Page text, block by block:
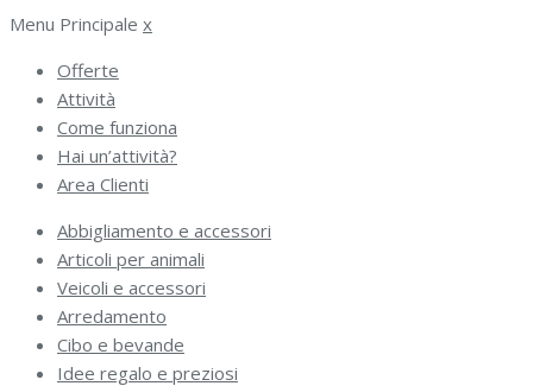
Menu Principale x
Offerte
Attività
Come funziona
Hai un’attività?
Area Clienti
Abbigliamento e accessori
Articoli per animali
Veicoli e accessori
Arredamento
Cibo e bevande
Idee regalo e preziosi